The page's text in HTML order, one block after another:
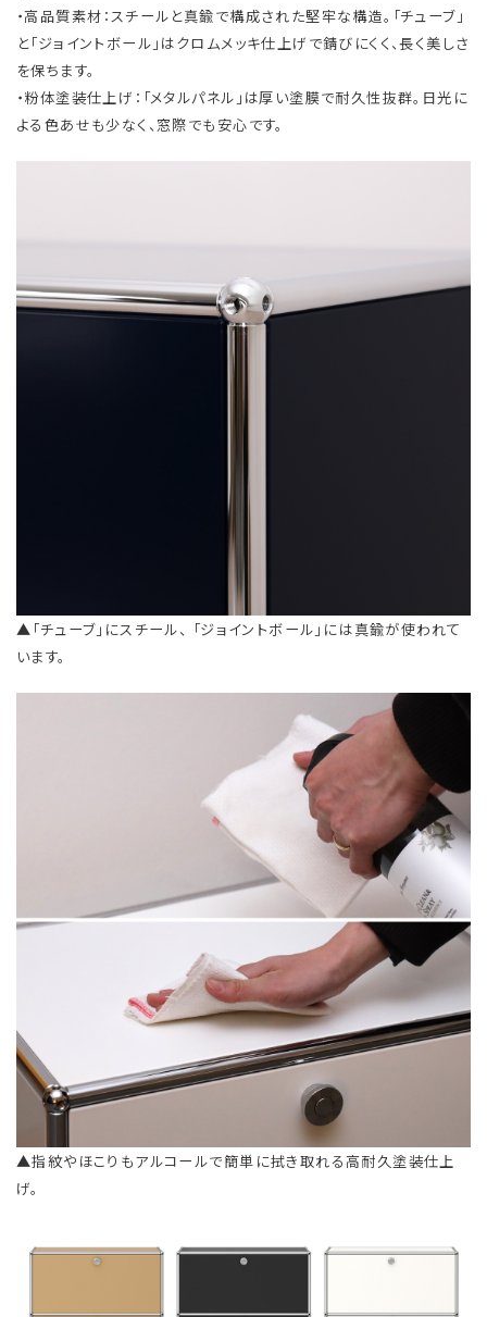
・高品質素材：スチールと真鍮で構成された堅牢な構造。「チューブ」
と「ジョイントボール」はクロムメッキ仕上げで錆びにくく、長く美しさ
を保ちます。
・粉体塗装仕上げ：「メタルパネル」は厚い塗膜で耐久性抜群。日光に
よる色あせも少なく、窓際でも安心です。
▲「チューブ」にスチール、 「ジョイントボール」には真鍮が使われて
います。
▲指紋やほこりもアルコールで簡単に拭き取れる高耐久塗装仕上
げ。